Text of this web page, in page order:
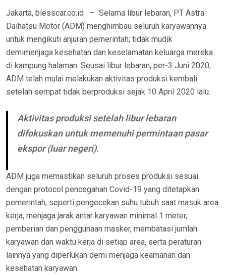
Jakarta, blesscar.co.id – Selama libur lebaran, PT Astra
Daihatsu Motor (ADM) menghimbau seluruh karyawannya
untuk mengikuti anjuran pemerintah; tidak mudik
demimenjaga kesehatan dan keselamatan keluarga mereka
di kampung halaman. Seusai libur lebaran, per-3 Juni 2020,
ADM telah mulai melakukan aktivitas produksi kembali
setelah sempat tidak berproduksi sejak 10 April 2020 lalu.
Aktivitas produksi setelah libur lebaran
difokuskan untuk memenuhi permintaan pasar
ekspor (luar negeri).
ADM juga memastikan seluruh proses produksi sesuai
dengan protocol pencegahan Covid-19 yang ditetapkan
pemerintah, seperti pengecekan suhu tubuh saat masuk area
kerja, menjaga jarak antar karyawan minimal 1 meter,
pemberian dan penggunaan masker, membatasi jumlah
karyawan dan waktu kerja di setiap area, serta peraturan
lainnya yang diperlukan demi menjaga keamanan dan
kesehatan karyawan.